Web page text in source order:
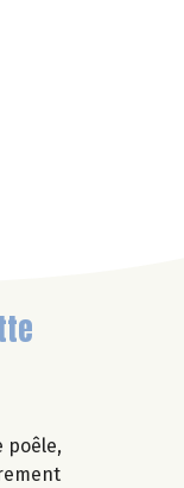
poêle,